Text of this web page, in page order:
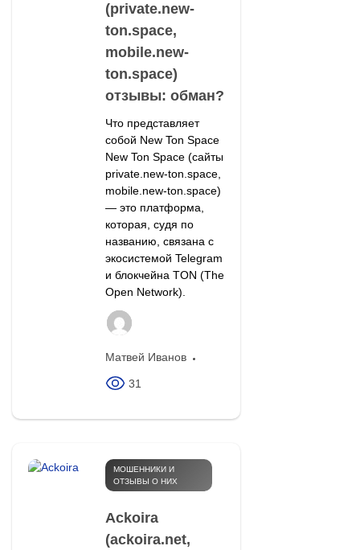
(private.new-
ton.space,
mobile.new-
ton.space)
отзывы: обман?
Что представляет
собой New Ton Space
New Ton Space (сайты
private.new-ton.space,
mobile.new-ton.space)
— это платформа,
которая, судя по
названию, связана с
экосистемой Telegram
и блокчейна TON (The
Open Network).
Матвей Иванов
31
МОШЕННИКИ И
ОТЗЫВЫ О НИХ
Ackoira
(ackoira.net,